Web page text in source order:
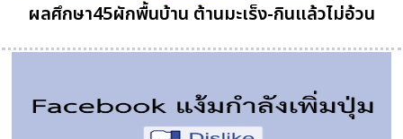
ผลศึกษา45ผักพื้นบ้าน ต้านมะเร็ง-กินแล้วไม่อ้วน